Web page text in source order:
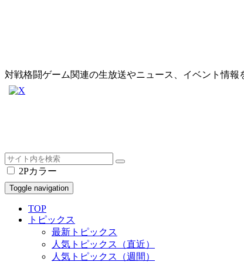
対戦格闘ゲーム関連の生放送やニュース、イベント情
2Pカラー
Toggle navigation
TOP
トピックス
最新トピックス
人気トピックス（直近）
人気トピックス（週間）